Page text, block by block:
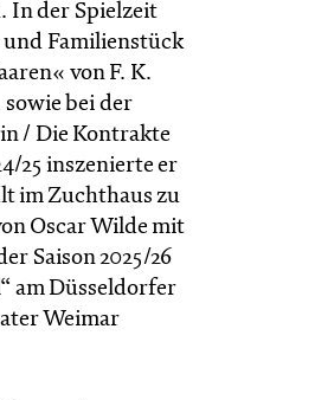
In der Spielzeit
und Familienstück
von F. K.
bei der
/ Die Kontrakte
25 inszenierte er
im Zucht­haus zu
Oscar Wilde mit
Saison 2025/26
am Düsseldorfer
Weimar